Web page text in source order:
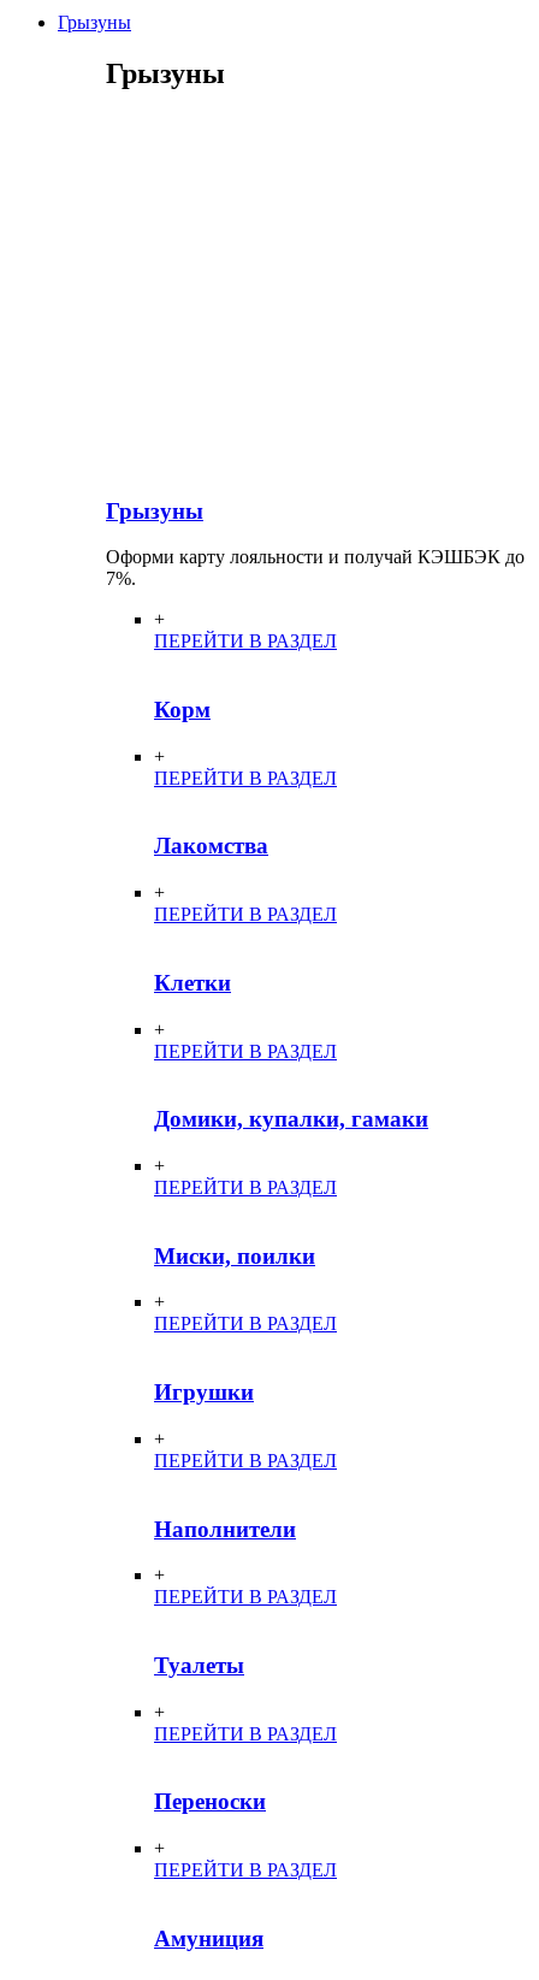
Грызуны
Грызуны
Грызуны
Оформи карту лояльности и получай КЭШБЭК до
7%.
+
ПЕРЕЙТИ В РАЗДЕЛ
Корм
+
ПЕРЕЙТИ В РАЗДЕЛ
Лакомства
+
ПЕРЕЙТИ В РАЗДЕЛ
Клетки
+
ПЕРЕЙТИ В РАЗДЕЛ
Домики, купалки, гамаки
+
ПЕРЕЙТИ В РАЗДЕЛ
Миски, поилки
+
ПЕРЕЙТИ В РАЗДЕЛ
Игрушки
+
ПЕРЕЙТИ В РАЗДЕЛ
Наполнители
+
ПЕРЕЙТИ В РАЗДЕЛ
Туалеты
+
ПЕРЕЙТИ В РАЗДЕЛ
Переноски
+
ПЕРЕЙТИ В РАЗДЕЛ
Амуниция